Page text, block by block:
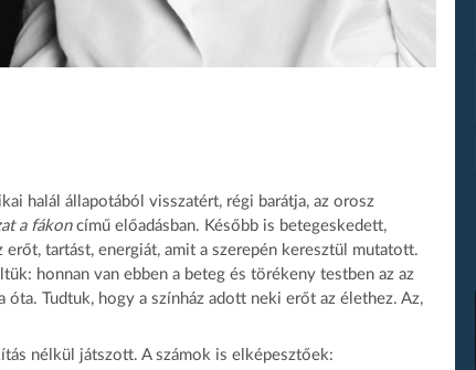
halál állapotából visszatért, régi barátja, az orosz
a fákoncímű előadásban. Később is betegeskedett,
tartást, energiát, amit a szerepén keresztül mutatott.
honnan van ebben a beteg és törékeny testben az az
Tudtuk, hogy a színház adott neki erőt az élethez. Az,
nélkül játszott. A számok is elképesztőek: